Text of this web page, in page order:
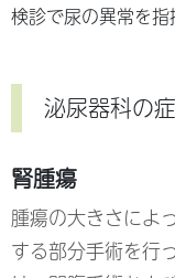
検診で尿の異常を
泌尿器科の
腎腫瘍
腫瘍の大きさによ
する部分手術を行